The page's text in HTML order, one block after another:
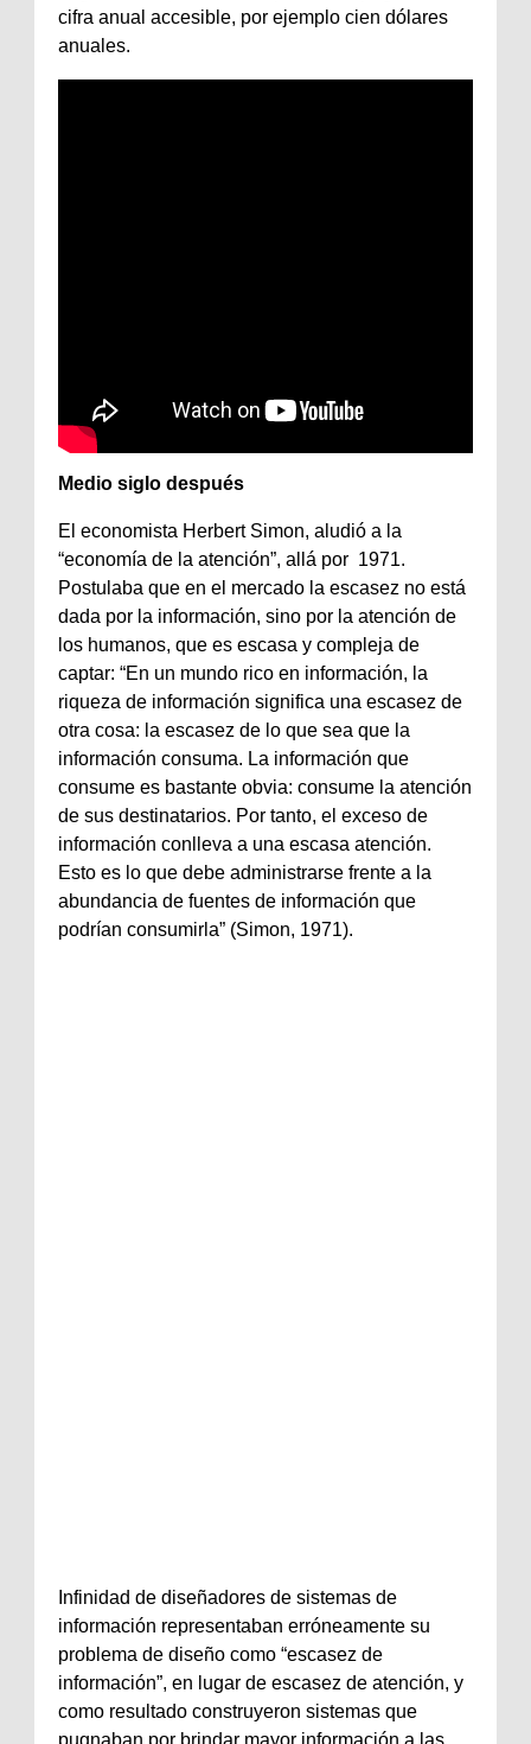
cifra anual accesible, por ejemplo cien dólares
anuales.
Medio siglo después
El economista Herbert Simon, aludió a la
“economía de la atención”, allá por 1971.
Postulaba que en el mercado la escasez no está
dada por la información, sino por la atención de
los humanos, que es escasa y compleja de
captar: “En un mundo rico en información, la
riqueza de información significa una escasez de
otra cosa: la escasez de lo que sea que la
información consuma. La información que
consume es bastante obvia: consume la atención
de sus destinatarios. Por tanto, el exceso de
información conlleva a una escasa atención.
Esto es lo que debe administrarse frente a la
abundancia de fuentes de información que
podrían consumirla” (Simon, 1971).
Infinidad de diseñadores de sistemas de
información representaban erróneamente su
problema de diseño como “escasez de
información”, en lugar de escasez de atención, y
como resultado construyeron sistemas que
pugnaban por brindar mayor información a las